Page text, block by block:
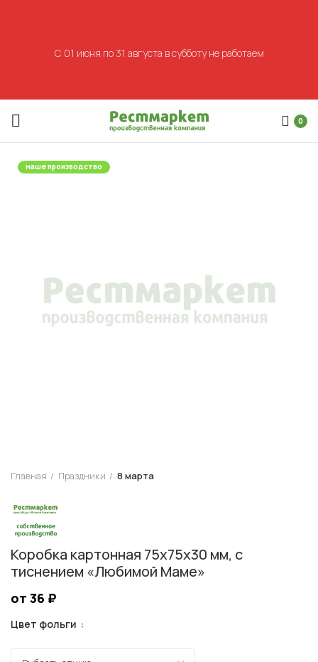
0
наше производство
Главная Праздники 8 марта
Коробка картонная 75х75х30 мм, с
тиснением «Любимой Маме»
от 36 ₽
Цвет фольги
С 01 июня по 31 августа в субботу не работаем